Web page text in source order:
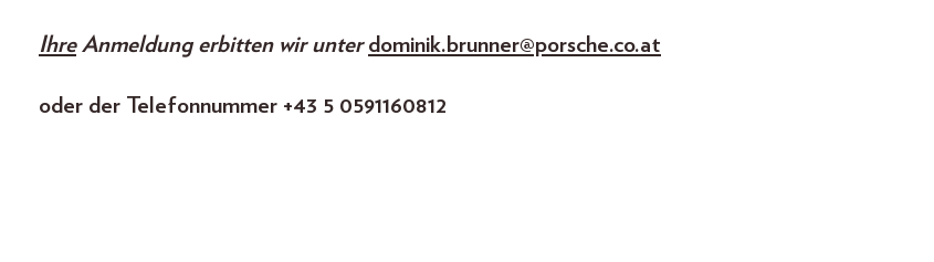
IhreAnmeldung erbitten wir unterdominik.brunner@porsche.co.at
oder der Telefonnummer +43 5 0591160812